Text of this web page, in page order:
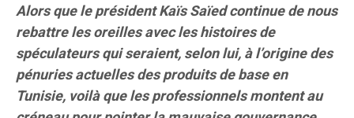
Alors que le président Kaïs Saïed continue de nous
rebattre les oreilles avec les histoires de
spéculateurs qui seraient, selon lui, à l’origine des
pénuries actuelles des produits de base en
Tunisie, voilà que les professionnels montent au